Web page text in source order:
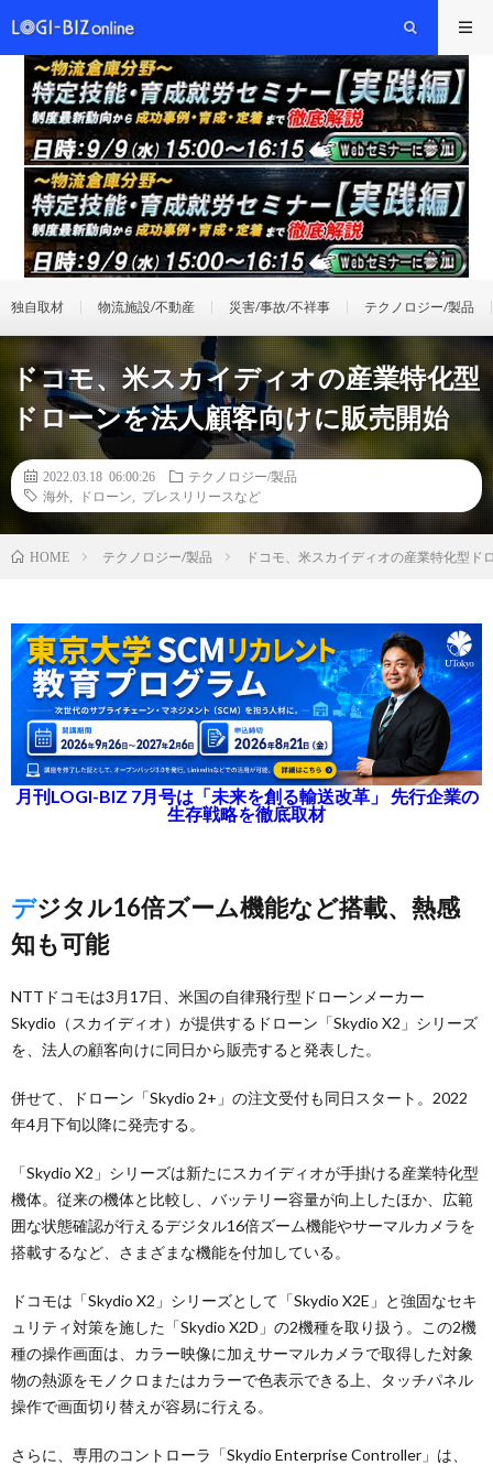
独自取材 物流施設/不動産 災害/事故/不祥事 テクノロジー/製品
ドコモ、米スカイディオの産業特化型
ドローンを法人顧客向けに販売開始
2022.03.18 06:00:26
テクノロジー/製品
海外
ドローン プレスリリースなど
HOME テクノロジー/製品 ドコモ、米スカイディオの産業特化型ド
月刊LOGI-BIZ 7月号は「未来を創る輸送改革」 先行企業の
生存戦略を徹底取材
デジタル16倍ズーム機能など搭載、熱感
知も可能
NTTドコモは3月17日、米国の自律飛行型ドローンメーカー
Skydio（スカイディオ）が提供するドローン「Skydio X2」シリーズ
を、法人の顧客向けに同日から販売すると発表した。
併せて、ドローン「Skydio 2+」の注文受付も同日スタート。2022
年4月下旬以降に発売する。
「Skydio X2」シリーズは新たにスカイディオが手掛ける産業特化型
機体。従来の機体と比較し、バッテリー容量が向上したほか、広範
囲な状態確認が行えるデジタル16倍ズーム機能やサーマルカメラを
搭載するなど、さまざまな機能を付加している。
ドコモは「Skydio X2」シリーズとして「Skydio X2E」と強固なセキ
ュリティ対策を施した「Skydio X2D」の2機種を取り扱う。この2機
種の操作画面は、カラー映像に加えサーマルカメラで取得した対象
物の熱源をモノクロまたはカラーで色表示できる上、タッチパネル
操作で画面切り替えが容易に行える。
さらに、専用のコントローラ「Skydio Enterprise Controller」は、